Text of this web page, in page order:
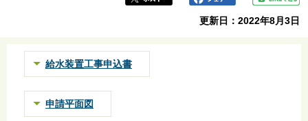
更新日：2022年8月3日
給水装置工事申込書
申請平面図